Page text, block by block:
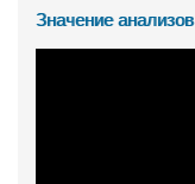
Значение анализов